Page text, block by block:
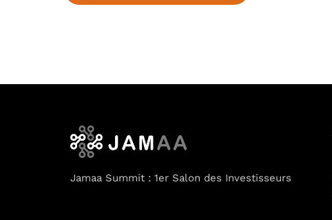
Jamaa Summit : 1er Salon des Investisseurs